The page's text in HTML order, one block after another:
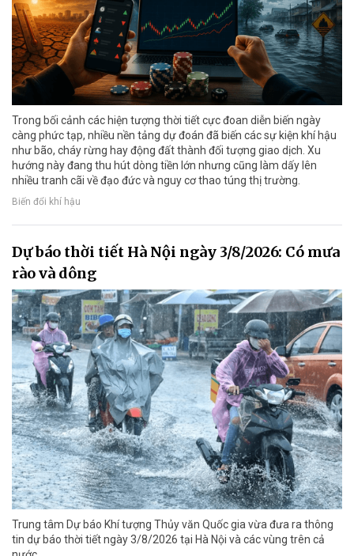
Trong bối cảnh các hiện tượng thời tiết cực đoan diễn biến ngày
càng phức tạp, nhiều nền tảng dự đoán đã biến các sự kiện khí hậu
như bão, cháy rừng hay động đất thành đối tượng giao dịch. Xu
hướng này đang thu hút dòng tiền lớn nhưng cũng làm dấy lên
nhiều tranh cãi về đạo đức và nguy cơ thao túng thị trường.
Biến đổi khí hậu
Dự báo thời tiết Hà Nội ngày 3/8/2026: Có mưa
rào và dông
Trung tâm Dự báo Khí tượng Thủy văn Quốc gia vừa đưa ra thông
tin dự báo thời tiết ngày 3/8/2026 tại Hà Nội và các vùng trên cả